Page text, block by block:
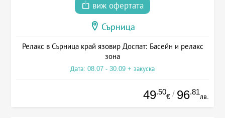
виж офертата
Сърница
Релакс в Сърница край язовир Доспат: Басейн и релакс
зона
Дата: 08.07 - 30.09 + закуска
49.50
€ / 96.81
лв.